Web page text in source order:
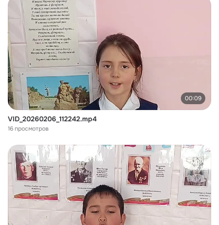
00:09
VID_20260206_112242.mp4
16 просмотров